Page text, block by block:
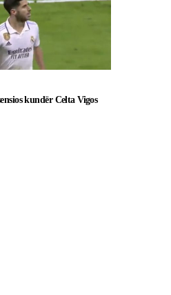
kundër Celta Vigos